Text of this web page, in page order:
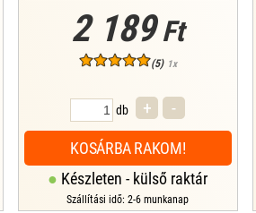
2 189Ft
(5) 1x
Készleten - külső raktár
Szállítási idő: 2-6 munkanap
db + -
KOSÁRBA RAKOM!